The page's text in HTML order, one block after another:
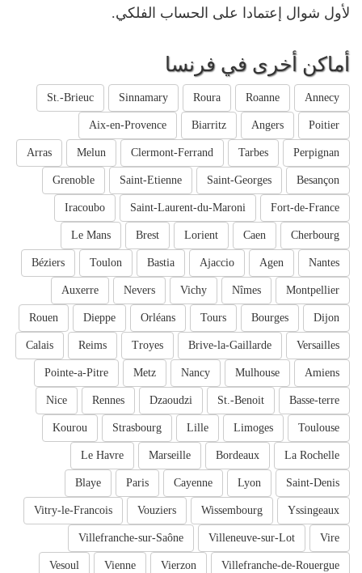
لأول شوال إعتمادا على الحساب الفلكي.
أماكن أخرى في فرنسا
Annecy
Roanne
Roura
Sinnamary
St.-Brieuc
Poitier
Angers
Biarritz
Aix-en-Provence
Perpignan
Tarbes
Clermont-Ferrand
Melun
Arras
Besançon
Saint-Georges
Saint-Etienne
Grenoble
Fort-de-France
Saint-Laurent-du-Maroni
Iracoubo
Cherbourg
Caen
Lorient
Brest
Le Mans
Nantes
Agen
Ajaccio
Bastia
Toulon
Béziers
Montpellier
Nîmes
Vichy
Nevers
Auxerre
Dijon
Bourges
Tours
Orléans
Dieppe
Rouen
Versailles
Brive-la-Gaillarde
Troyes
Reims
Calais
Amiens
Mulhouse
Nancy
Metz
Pointe-a-Pitre
Basse-terre
St.-Benoit
Dzaoudzi
Rennes
Nice
Toulouse
Limoges
Lille
Strasbourg
Kourou
La Rochelle
Bordeaux
Marseille
Le Havre
Saint-Denis
Lyon
Cayenne
Paris
Blaye
Yssingeaux
Wissembourg
Vouziers
Vitry-le-Francois
Vire
Villeneuve-sur-Lot
Villefranche-sur-Saône
Villefranche-de-Rouergue
Vierzon
Vienne
Vesoul